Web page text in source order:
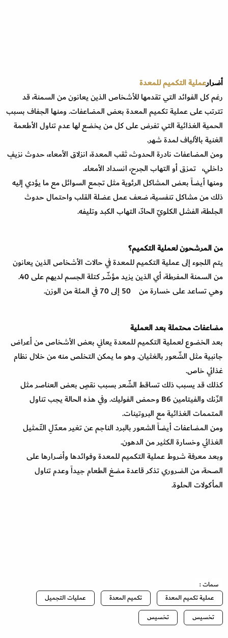
أضرارعملية التكميم للمعدة
رغم كل الفوائد التي تقدمها للأشخاص الذين يعانون من السمنة، قد
تترتب على عملية تكميم المعدة بعض المضاعفات. ومنها الجفاف بسبب
الحمية الغذائية التي تفرض على كل من يخضع لها عدم تناول الأطعمة
الغنية بالألياف لمدة شهر.
ومن المضاعفات نادرة الحدوث، ثقب المعدة، انزلاق الأمعاء، حدوث نزيفٍ
داخلي، تمزق أو التهاب الجرح، انسداد الأمعاء.
ومنها أيضاً بعض المشاكل الرئوية مثل تجمع السوائل مع ما يؤدي إليه
ذلك من مشاكل تنفسية، ضعف عمل عضلة القلب واحتمال حدوث
الجلطة، الفشل الكلويّ الحادّ، التهاب الكبد وتليفه.
من المرشحون لعملية التكميم؟
يتم اللجوء إلى عملية التكميم للمعدة في حالات الأشخاص الذين يعانون
من السمنة المفرطة، أي الذين يزيد مؤشّر كتلة الجسم لديهم على 40.
وهي تساعد على خسارة من 50 إلى 70 في المئة من الوزن.
مضاعفات محتملة بعد العملية
بعد الخضوع لعملية التكميم للمعدة يعاني بعض الأشخاص من أعراض
جانبية مثل الشّعور بالغثيان. وهو ما يمكن التخلص منه من خلال نظام
غذائي خاص.
كذلك قد يسبب ذلك تساقط الشّعر بسبب نقصِ بعض العناصر مثل
الزّنك والفيتامين B6 وحمض الفوليك. وفي هذه الحالة يجب تناول
المتممات الغذائية مع البروتينات.
ومن المضاعفات أيضاً الشعور بالبرد الناجم عن تغير معدّلِ التّمثيل
الغذائي وخسارة الكثير من الدهون.
وبعد معرفة شروط عملية التكميم للمعدة وفوائدها وأضرارها على
الصحة، من الضروري تذكر قاعدة مضغ الطعام جيداً وعدم تناول
المأكولات الحلوة.
سمات :
عملية تكميم المعدة
تكميم المعدة
عمليات التجميل
تخسيس
تخسيس